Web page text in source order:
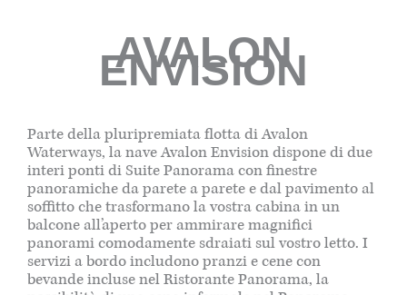
AVALON
ENVISION
Parte della pluripremiata flotta di Avalon
Waterways, la nave Avalon Envision dispone di due
interi ponti di Suite Panorama con finestre
panoramiche da parete a parete e dal pavimento al
soffitto che trasformano la vostra cabina in un
balcone all’aperto per ammirare magnifici
panorami comodamente sdraiati sul vostro letto. I
servizi a bordo includono pranzi e cene con
bevande incluse nel Ristorante Panorama, la